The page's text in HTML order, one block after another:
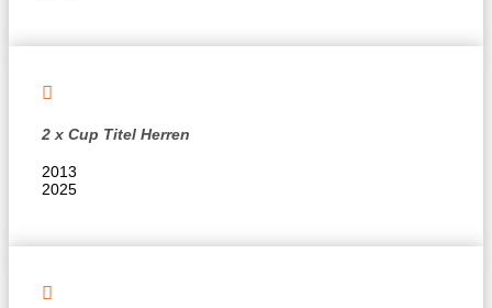

2 x Cup Titel Herren
2013
2025
